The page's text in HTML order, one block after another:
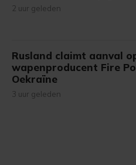
2 uur geleden
Rusland claimt aanval
wapenproducent Fire
Oekraïne
3 uur geleden